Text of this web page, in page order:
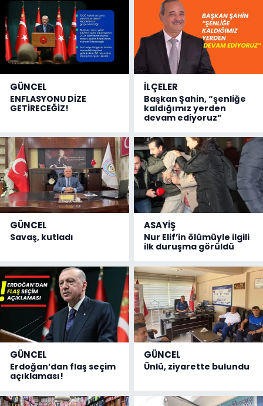
GÜNCEL
ENFLASYONU DİZE
GETİRECEĞİZ!
İLÇELER
Başkan Şahin, “şenliğe
kaldığımız yerden
devam ediyoruz”
GÜNCEL
Savaş, kutladı
ASAYİŞ
Nur Elif’in ölümüyle ilgili
ilk duruşma görüldü
GÜNCEL
Erdoğan’dan flaş seçim
açıklaması!
GÜNCEL
Ünlü, ziyarette bulundu